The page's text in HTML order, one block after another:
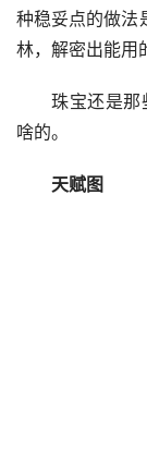
种稳妥点的做法
林，解密出能用
珠宝还是那
啥的。
天赋图